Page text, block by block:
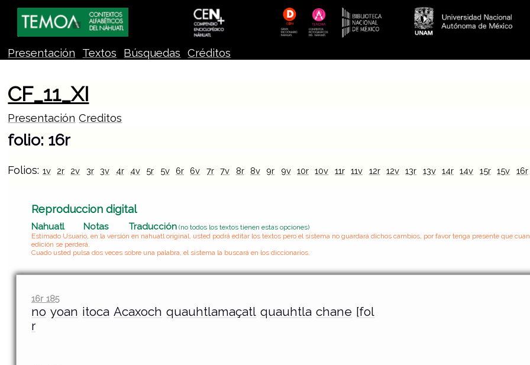
Presentación Textos Búsquedas Créditos
CF_11_XI
Presentación Creditos
folio: 16r
Folios: 1v 2r 2v 3r 3v 4r 4v 5r 5v 6r 6v 7r 7v 8r 8v 9r 9v 10r 10v 11r 11v 12r 12v 13r 13v 14r 14v 15r 15v 16r
Reproduccion digital
Nahuatl Notas Traducción (no todos los textos tienen estas opciones)
Estimado Usuario, en la versión en nahuatl original, usted podrá editar los textos pero el sistema no guardará dichos cambios, por favor tenga presente que
edición se perderá.
Cuado usted pulsa dos veces sobre una palabra, el sistema la buscará en los diccionarios.
16r 185
no yoan itoca Acaxoch quauhtlamaçatl quauhtla chane [fol
r